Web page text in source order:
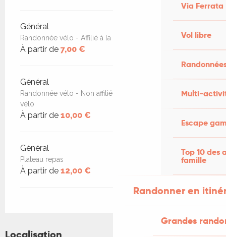
Via Ferrata
Vol libre
Multi-
Escape
Top 10 des
famille
Randonner en
Grandes
Général
Randonnée vélo - Affilié à la fédération française de vélo
À partir de 7,00 €
Général
Randonnée vélo - Non affilié à la fédération française de
vélo
À partir de 10,00 €
Général
Plateau repas
À partir de 12,00 €
Localisation